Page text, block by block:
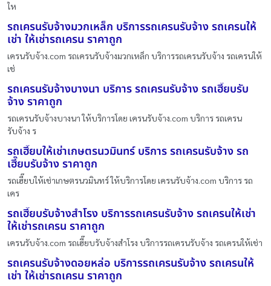
ให
รถเครนรับจ้างมวกเหล็ก บริการรถเครนรับจ้าง รถเครนให้
เช่า ให้เช่ารถเครน ราคาถูก
เครนรับจ้าง.com รถเครนรับจ้างมวกเหล็ก บริการรถเครนรับจ้าง รถเครนให้
เช่
รถเครนรับจ้างบางนา บริการ รถเครนรับจ้าง รถเฮี๊ยบรับ
จ้าง ราคาถูก
รถเครนรับจ้างบางนา ให้บริการโดย เครนรับจ้าง.com บริการ รถเครน
รับจ้าง ร
รถเฮี๊ยบให้เช่าเกษตรนวมินทร์ บริการ รถเครนรับจ้าง รถ
เฮี๊ยบรับจ้าง ราคาถูก
รถเฮี๊ยบให้เช่าเกษตรนวมินทร์ ให้บริการโดย เครนรับจ้าง.com บริการ รถ
เคร
รถเฮี๊ยบรับจ้างสำโรง บริการรถเครนรับจ้าง รถเครนให้เช่า
ให้เช่ารถเครน ราคาถูก
เครนรับจ้าง.com รถเฮี๊ยบรับจ้างสำโรง บริการรถเครนรับจ้าง รถเครนให้เช่า
รถเครนรับจ้างดอยหล่อ บริการรถเครนรับจ้าง รถเครนให้
เช่า ให้เช่ารถเครน ราคาถูก